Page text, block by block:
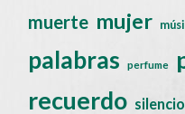
muerte mujer
palabras perfume
recuerdo silencio